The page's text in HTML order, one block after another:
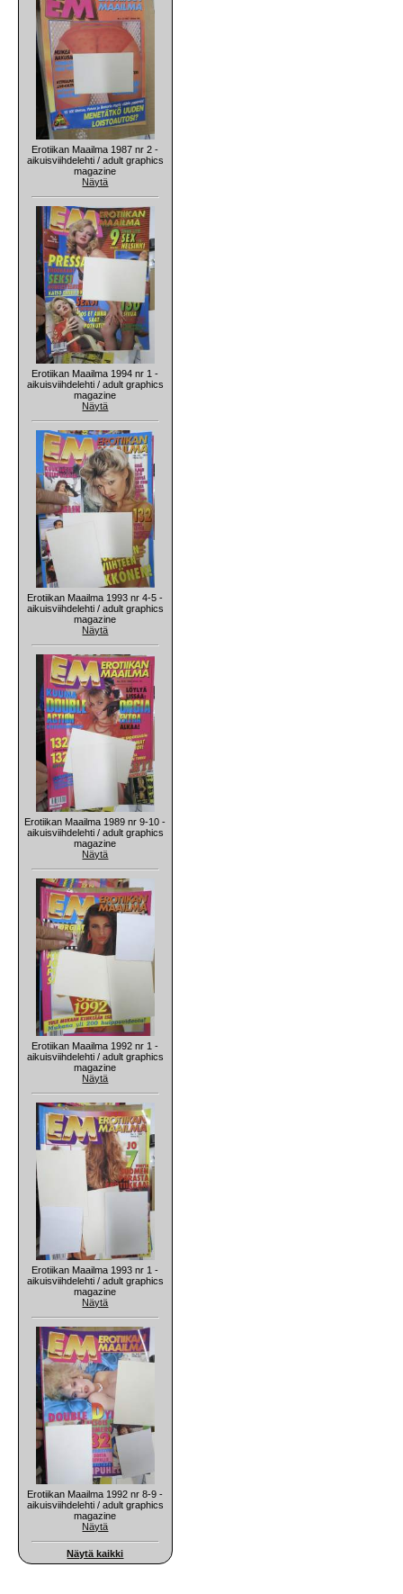
Erotiikan Maailma 1987 nr 2 -
aikuisviihdelehti / adult graphics
magazine
Näytä
Erotiikan Maailma 1994 nr 1 -
aikuisviihdelehti / adult graphics
magazine
Näytä
Erotiikan Maailma 1993 nr 4-5 -
aikuisviihdelehti / adult graphics
magazine
Näytä
Erotiikan Maailma 1989 nr 9-10 -
aikuisviihdelehti / adult graphics
magazine
Näytä
Erotiikan Maailma 1992 nr 1 -
aikuisviihdelehti / adult graphics
magazine
Näytä
Erotiikan Maailma 1993 nr 1 -
aikuisviihdelehti / adult graphics
magazine
Näytä
Erotiikan Maailma 1992 nr 8-9 -
aikuisviihdelehti / adult graphics
magazine
Näytä
Näytä kaikki